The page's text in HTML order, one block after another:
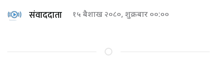
संवाददाता १५ बैशाख २०८०, शुक्रबार ००:००